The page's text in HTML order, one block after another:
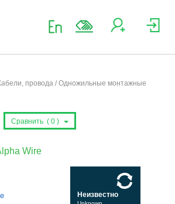
провода / Одножильные монтажные
Сравнить ( 0 )
Wire